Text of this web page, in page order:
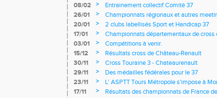
08/02
>
Entrainement collectif Comité 37
26/01
>
Championnats régionaux et autres
20/01
>
2 clubs labellisés Sport et Handicap 37
17/01
>
Championnats départementaux de cross
longs et meetings en salle
03/01 >
Compétitions à venir.
15/12
>
Résultats cross de Château-Renault
30/11
>
Cross Touraine 3 - Chateaurenault
29/11
>
Des médailles fédérales pour le 37
23/11
>
L’ ASPTT Tours Métropole s'impose à
17/11
>
Résultats des championnats de France